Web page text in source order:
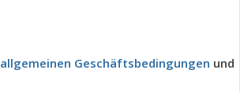
allgemeinen Geschäftsbedingungen und